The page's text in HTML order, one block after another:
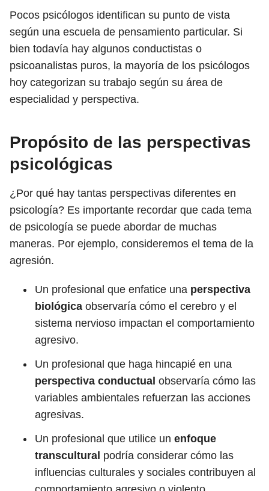
Pocos psicólogos identifican su punto de vista
según una escuela de pensamiento particular. Si
bien todavía hay algunos conductistas o
psicoanalistas puros, la mayoría de los psicólogos
hoy categorizan su trabajo según su área de
especialidad y perspectiva.
Propósito de las perspectivas
psicológicas
¿Por qué hay tantas perspectivas diferentes en
psicología? Es importante recordar que cada tema
de psicología se puede abordar de muchas
maneras. Por ejemplo, consideremos el tema de la
agresión.
Un profesional que enfatice una perspectiva
biológica observaría cómo el cerebro y el
sistema nervioso impactan el comportamiento
agresivo.
Un profesional que haga hincapié en una
perspectiva conductual observaría cómo las
variables ambientales refuerzan las acciones
agresivas.
Un profesional que utilice un enfoque
transcultural podría considerar cómo las
influencias culturales y sociales contribuyen al